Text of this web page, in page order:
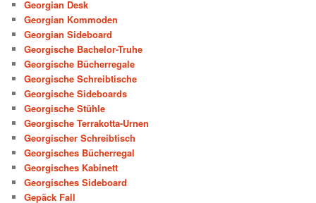
Georgian Desk
Georgian Kommoden
Georgian Sideboard
Georgische Bachelor-Truhe
Georgische Bücherregale
Georgische Schreibtische
Georgische Sideboards
Georgische Stühle
Georgische Terrakotta-Urnen
Georgischer Schreibtisch
Georgisches Bücherregal
Georgisches Kabinett
Georgisches Sideboard
Gepäck Fall